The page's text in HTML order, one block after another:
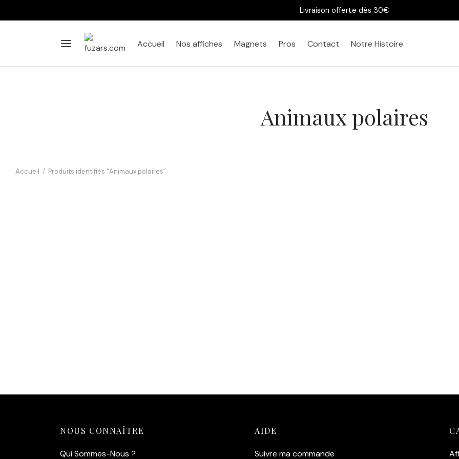
Livraison offerte dès 30€
Accueil Nos affiches Magnets Pros Contact Notre Histoire
Animaux polaires
Accueil / Produits identifiés “Animaux polaires”
NOUS CONNAÎTRE
Qui Sommes-Nous ?
AIDE
Suivre ma commande